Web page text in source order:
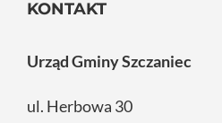
KONTAKT
Urząd Gminy Szczaniec
ul. Herbowa 30